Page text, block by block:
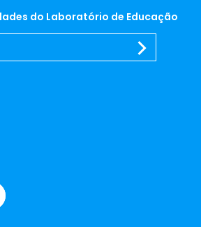
do Laboratório de Educação